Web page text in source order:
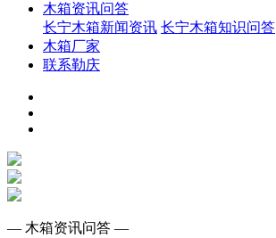
木箱资讯问答
长宁木箱新闻资讯 长宁木箱知识问答
木箱厂家
联系勒庆
— 木箱资讯问答 —